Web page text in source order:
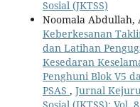
Sosial (JKTSS)
Noomala Abdullah,
Keberkesanan
dan Latihan
Kesedaran
Penghuni Blok V5
PSAS , Jurnal